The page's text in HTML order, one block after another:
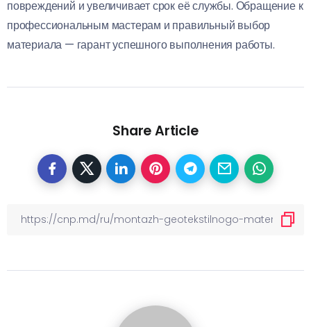
повреждений и увеличивает срок её службы. Обращение к
профессиональным мастерам и правильный выбор
материала — гарант успешного выполнения работы.
Share Article